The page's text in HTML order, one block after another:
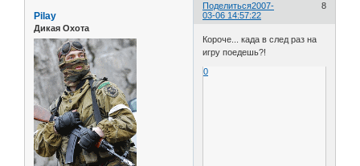
Поделиться 8
2007-
03-06 14:57:22
Pilay
Дикая Охота
Короче... када в след раз на
игру поедешь?!
0